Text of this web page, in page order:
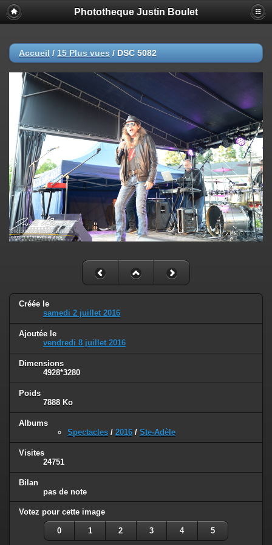
Phototheque Justin Boulet
Accueil / 15 Plus vues / DSC 5082
Créée le
samedi 2 juillet 2016
Ajoutée le
vendredi 8 juillet 2016
Dimensions
4928*3280
Poids
7888 Ko
Albums
Spectacles / 2016 / Ste-Adèle
Visites
24751
Bilan
pas de note
Votez pour cette image
0 1 2 3 4 5